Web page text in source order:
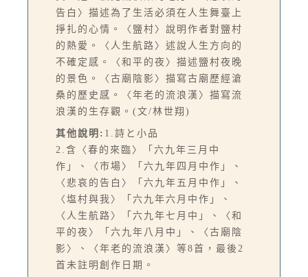
告白〉描述為了生活必須在人生舞臺上
掙扎的心情。〈鹽村〉說明作者對鹽村
的熱愛。〈人生航路〉述說人生方向的
不確定感。〈和平的夜〉描述鹽村夜晚
的景色。〈古廟陰影〉描寫古廟歷經滄
桑的歷史感。〈年老的流浪漢〉描寫流
浪漢的生存觀。(文/林世翔)
其他說明: 1.詩と小品
2.含〈春的來臨〉「六九年三月中
作」、〈市場〉「六九年四月中作」、
〈悲哀的告白〉「六九年五月中作」、
〈塩村與我〉「六九年六月中作」、
〈人生航路〉「六九年七月中」、〈和
平的夜〉「六九年八月中」、〈古廟陰
影〉、〈年老的流浪漢〉等8首，最後2
首未註明創作日期。